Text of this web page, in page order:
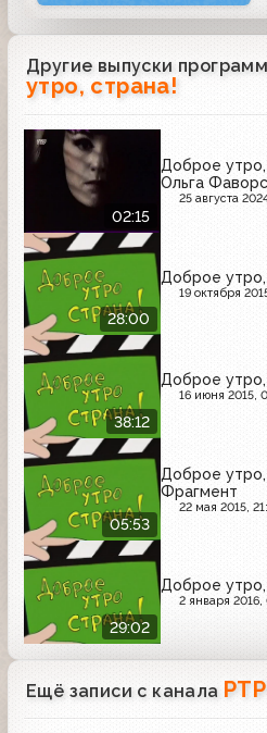
Другие выпуски
утро, страна!
02:15
Доброе утро,
Ольга
25 августа
28:00
Доброе утро,
19 октября
38:12
Доброе утро,
16 июня 2015,
05:53
Доброе утро,
Фрагмент
22 мая 2015,
29:02
Доброе утро,
2 января 2016,
Ещё записи с канала РТР